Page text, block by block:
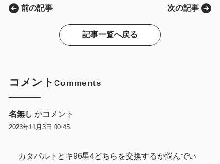
前の記事
記事一覧へ戻る
次の記事
コメント Comments
名無し がコメント
2023年11月3日 00:45
カタパルトとキ96星4どちらを交換するか悩んでい